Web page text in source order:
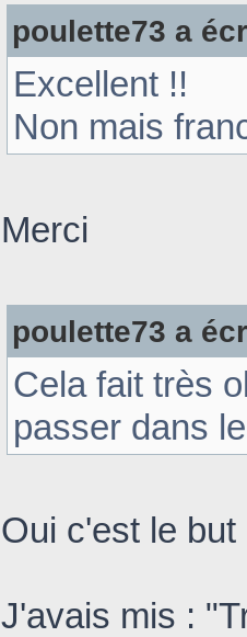
poulette73 a
Excellent !!
Non mais
Merci
poulette73 a
Cela fait très
passer dans
Oui c'est le
J'avais mis :